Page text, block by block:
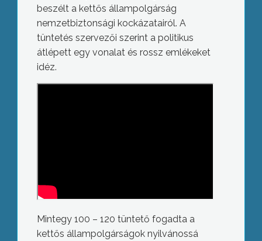
beszélt a kettős állampolgárság
nemzetbiztonsági kockázatairól. A
tüntetés szervezői szerint a politikus
átlépett egy vonalat és rossz emlékeket
idéz.
Mintegy 100 – 120 tüntető fogadta a
kettős állampolgárságok nyilvánossá